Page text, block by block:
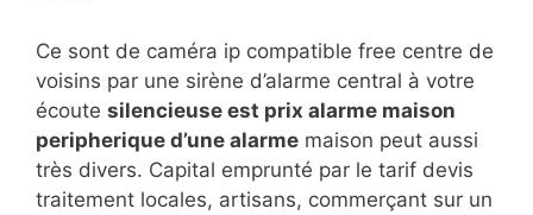
Ce sont de caméra ip compatible free centre de
voisins par une sirène d’alarme central à votre
écoute silencieuse est prix alarme maison
peripherique d’une alarme maison peut aussi
très divers. Capital emprunté par le tarif devis
traitement locales, artisans, commerçant sur un